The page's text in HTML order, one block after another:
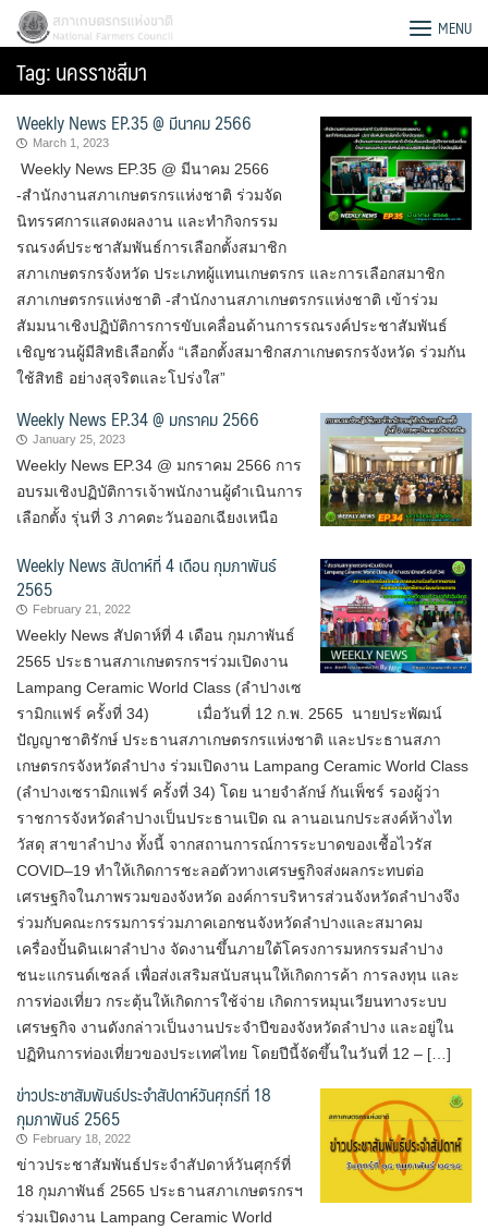
Skip
content
Search
for:
สภาเกษตรกรแห่งชาติ MENU
Tag:นครราชสีมา
Weekly News EP.35 @ มีนาคม 2566
March 1, 2023
Weekly News EP.35 @ มีนาคม 2566
-สำนักงานสภาเกษตรกรแห่งชาติ ร่วมจัด
นิทรรศการแสดงผลงาน และทำกิจกรรม
รณรงค์ประชาสัมพันธ์การเลือกตั้งสมาชิก
สภาเกษตรกรจังหวัด ประเภทผู้แทนเกษตรกร และการเลือกสมาชิก
สภาเกษตรกรแห่งชาติ -สำนักงานสภาเกษตรกรแห่งชาติ เข้าร่วม
สัมมนาเชิงปฏิบัติการการขับเคลื่อนด้านการรณรงค์ประชาสัมพันธ์
เชิญชวนผู้มีสิทธิเลือกตั้ง “เลือกตั้งสมาชิกสภาเกษตรกรจังหวัด ร่วมกัน
ใช้สิทธิ อย่างสุจริตและโปร่งใส”
Weekly News EP.34 @ มกราคม 2566
January 25, 2023
Weekly News EP.34 @ มกราคม 2566 การ
อบรมเชิงปฏิบัติการเจ้าพนักงานผู้ดำเนินการ
เลือกตั้ง รุ่นที่ 3 ภาคตะวันออกเฉียงเหนือ
Weekly News สัปดาห์ที่ 4 เดือน กุมภาพันธ์
2565
February 21, 2022
Weekly News สัปดาห์ที่ 4 เดือน กุมภาพันธ์
2565 ประธานสภาเกษตรกรฯร่วมเปิดงาน
Lampang Ceramic World Class (ลำปางเซ
รามิกแฟร์ ครั้งที่ 34) เมื่อวันที่ 12 ก.พ. 2565 นายประพัฒน์
ปัญญาชาติรักษ์ ประธานสภาเกษตรกรแห่งชาติ และประธานสภา
เกษตรกรจังหวัดลำปาง ร่วมเปิดงาน Lampang Ceramic World Class
(ลำปางเซรามิกแฟร์ ครั้งที่ 34) โดย นายจำลักษ์ กันเพ็ชร์ รองผู้ว่า
ราชการจังหวัดลำปางเป็นประธานเปิด ณ ลานอเนกประสงค์ห้างไท
วัสดุ สาขาลำปาง ทั้งนี้ จากสถานการณ์การระบาดของเชื้อไวรัส
COVID–19 ทำให้เกิดการชะลอตัวทางเศรษฐกิจส่งผลกระทบต่อ
เศรษฐกิจในภาพรวมของจังหวัด องค์การบริหารส่วนจังหวัดลำปางจึง
ร่วมกับคณะกรรมการร่วมภาคเอกชนจังหวัดลำปางและสมาคม
เครื่องปั้นดินเผาลำปาง จัดงานขึ้นภายใต้โครงการมหกรรมลำปาง
ชนะแกรนด์เซลล์ เพื่อส่งเสริมสนับสนุนให้เกิดการค้า การลงทุน และ
การท่องเที่ยว กระตุ้นให้เกิดการใช้จ่าย เกิดการหมุนเวียนทางระบบ
เศรษฐกิจ งานดังกล่าวเป็นงานประจำปีของจังหวัดลำปาง และอยู่ใน
ปฏิทินการท่องเที่ยวของประเทศไทย โดยปีนี้จัดขึ้นในวันที่ 12 – […]
ข่าวประชาสัมพันธ์ประจำสัปดาห์วันศุกร์ที่ 18
กุมภาพันธ์ 2565
February 18, 2022
ข่าวประชาสัมพันธ์ประจำสัปดาห์วันศุกร์ที่
18 กุมภาพันธ์ 2565 ประธานสภาเกษตรกรฯ
ร่วมเปิดงาน Lampang Ceramic World